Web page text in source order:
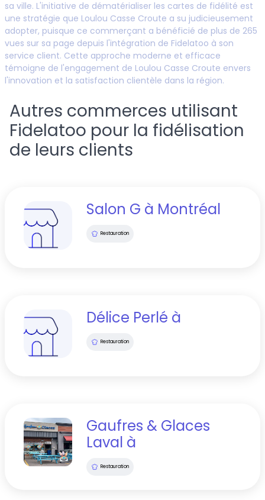
sa ville. L'initiative de dématérialiser les cartes de fidélité est
une stratégie que Loulou Casse Croute a su judicieusement
adopter, puisque ce commerçant a bénéficié de plus de 265
vues sur sa page depuis l'intégration de Fidelatoo à son
service client. Cette approche moderne et efficace
témoigne de l'engagement de Loulou Casse Croute envers
l'innovation et la satisfaction clientèle dans la région.
Autres commerces utilisant
Fidelatoo pour la fidélisation
de leurs clients
Salon G à Montréal
Restauration
Délice Perlé à
Restauration
Gaufres & Glaces
Laval à
Restauration